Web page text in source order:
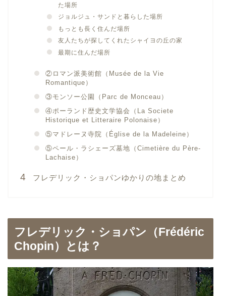
た場所
ジョルジュ・サンドと暮らした場所
もっとも長く住んだ場所
友人たちが探してくれたシャイヨの丘の家
最期に住んだ場所
②ロマン派美術館（Musée de la Vie
Romantique）
③モンソー公園（Parc de Monceau）
④ポーランド歴史文学協会（La Societe
Historique et Litteraire Polonaise）
⑤マドレーヌ寺院（Église de la Madeleine）
⑤ペール・ラシェーズ墓地（Cimetière du Père-
Lachaise）
フレデリック・ショパンゆかりの地まとめ
フレデリック・ショパン（Frédéric
Chopin）とは？